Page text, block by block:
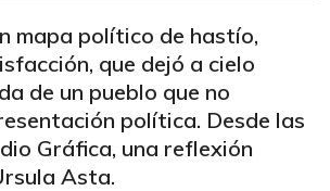
mapa político de hastío,
que dejó a cielo
de un pueblo que no
política. Desde las
Gráfica, una reflexión
Asta.